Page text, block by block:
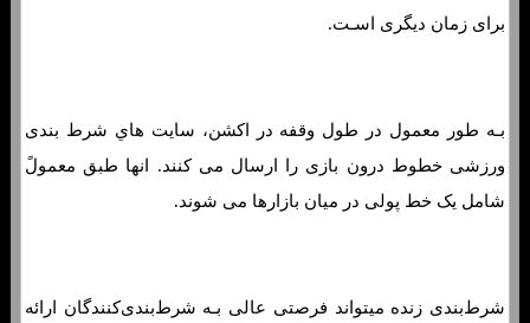
برای زمان دیگری اسـت.
بـه طور معمول در طول وقفه در اکشن، سایت هاي‌ شرط بندی
ورزشی خطوط درون بازی را ارسال می کنند. انها طبق معمولً
شامل یک خط پولی در میان بازارها می شوند.
شرط‌بندی زنده میتواند فرصتی عالی بـه شرط‌بندی‌کنندگان ارائه